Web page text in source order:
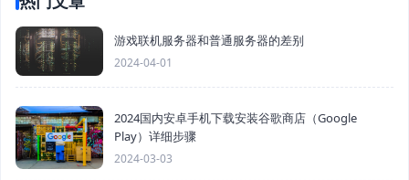
游戏联机服务器和普通服务器的差别
2024-04-01
2024国内安卓手机下载安装谷歌商店（Google
Play）详细步骤
2024-03-03